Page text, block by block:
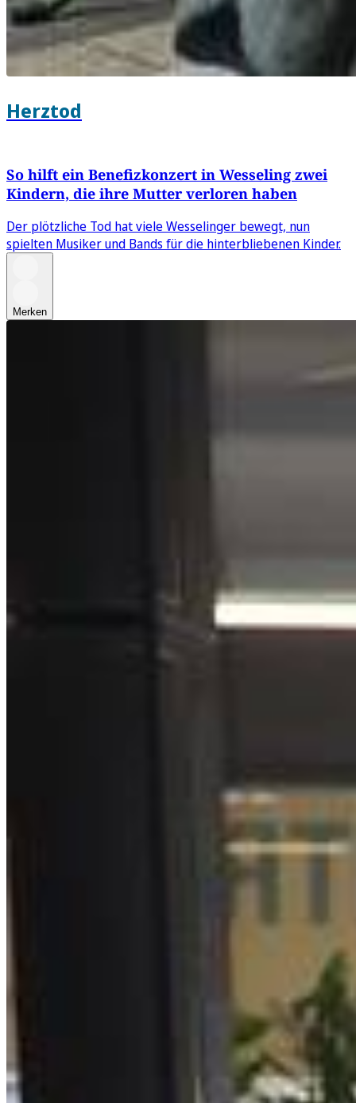
Herztod
So hilft ein Benefizkonzert in Wesseling zwei
Kindern, die ihre Mutter verloren haben
Der plötzliche Tod hat viele Wesselinger bewegt, nun
spielten Musiker und Bands für die hinterbliebenen Kinder.
Merken